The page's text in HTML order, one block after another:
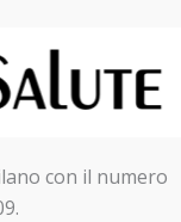
con il numero